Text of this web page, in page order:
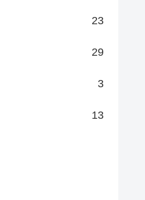
23
29
3
13